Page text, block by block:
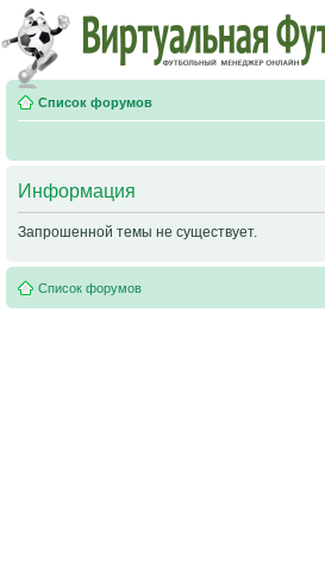
Список форумов
Информация
Запрошенной темы не существует.
Список форумов